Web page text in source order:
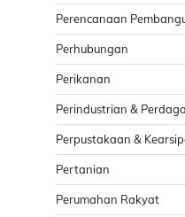
Perencanaan
Perhubungan
Perikanan
Perindustrian &
Perpustakaan &
Pertanian
Perumahan Rakyat